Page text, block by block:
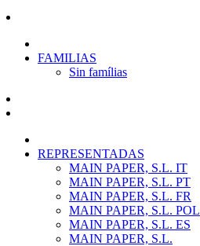
FAMILIAS
Sin famílias
REPRESENTADAS
MAIN PAPER, S.L. IT
MAIN PAPER, S.L. PT
MAIN PAPER, S.L. FR
MAIN PAPER, S.L. POL
MAIN PAPER, S.L. ES
MAIN PAPER, S.L.